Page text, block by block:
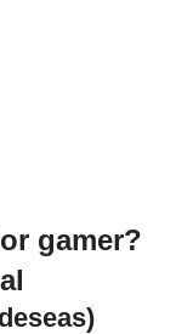
gamer?